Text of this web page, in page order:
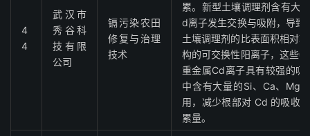
4
4
武汉市
秀谷科
技有限
公司
镉污染农田
修复与治理
技术
累。新型土壤调理剂含有大
d离子发生交换与吸附，导致
土壤调理剂的比表面积相对
构的可交换性阳离子，这些
重金属Cd离子具有较强的吸
中含有大量的Si、Ca、Mg
用，减少根部对 Cd 的吸收
累量。